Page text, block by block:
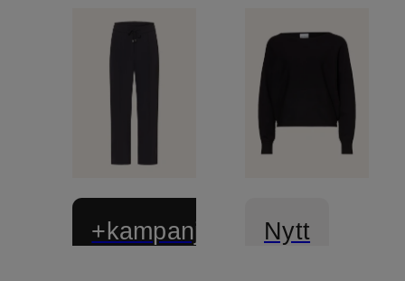
+kampanjrabatt Nytt